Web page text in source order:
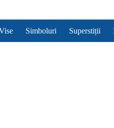
Simboluri Superstiții